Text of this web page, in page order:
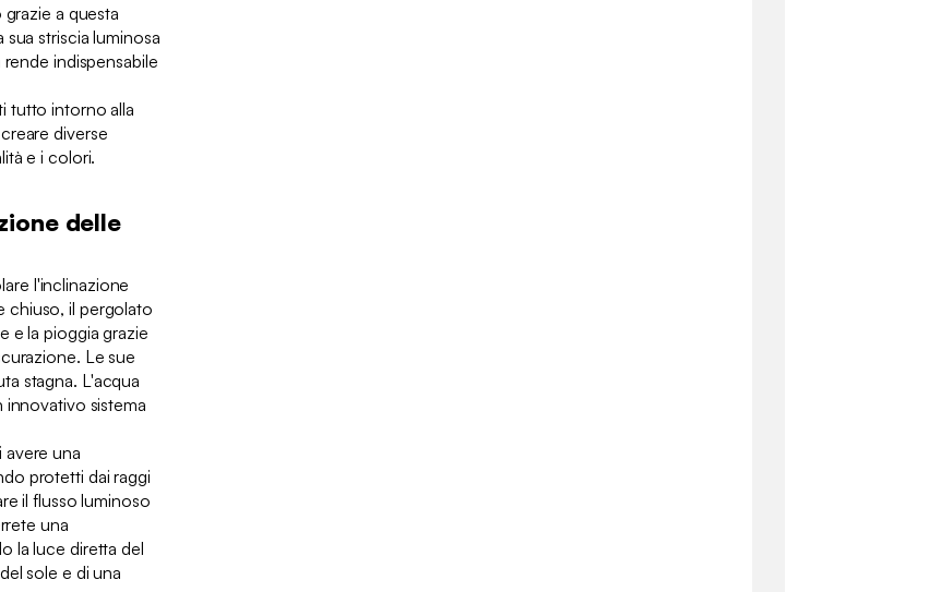
a questa
striscia luminosa
indispensabile
tutto intorno alla
diverse
e i colori.
delle
l'inclinazione
chiuso, il pergolato
e la pioggia grazie
Le sue
stagna. L'acqua
innovativo sistema
una
protetti dai raggi
il flusso luminoso
una
la luce diretta del
sole e di una